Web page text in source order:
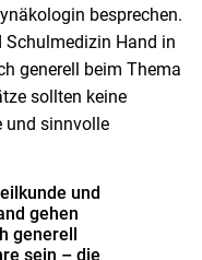
besprechen.
Hand in
generell beim Thema
sollten keine
und sinnvolle
und
gehen
generell
sein – die